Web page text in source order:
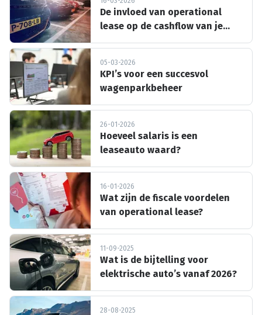
De invloed van operational
lease op de cashflow van je
bedrijf
05-03-2026
KPI’s voor een succesvol
wagenparkbeheer
26-01-2026
Hoeveel salaris is een
leaseauto waard?
16-01-2026
Wat zijn de fiscale voordelen
van operational lease?
11-09-2025
Wat is de bijtelling voor
elektrische auto’s vanaf 2026?
28-08-2025